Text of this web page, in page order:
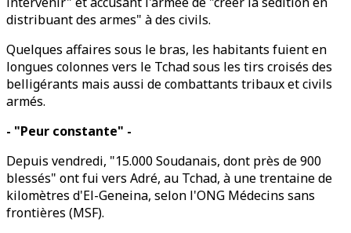
distribuant des armes" à des civils.
Quelques affaires sous le bras, les habitants fuient en
longues colonnes vers le Tchad sous les tirs croisés des
belligérants mais aussi de combattants tribaux et civils
armés.
- "Peur constante" -
Depuis vendredi, "15.000 Soudanais, dont près de 900
blessés" ont fui vers Adré, au Tchad, à une trentaine de
kilomètres d'El-Geneina, selon l'ONG Médecins sans
frontières (MSF).